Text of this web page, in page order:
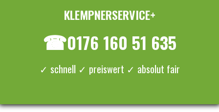
KLEMPNERSERVICE+
☎0176 160 51 635
✓ schnell ✓ preiswert ✓ absolut fair